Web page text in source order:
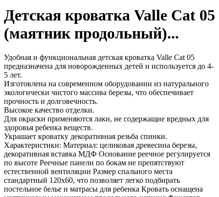
Детская кроватка Valle Cat 05
(маятник продольный)...
Удобная и функциональная детская кроватка Valle Cat 05
предназначена для новорожденных детей и используется до 4-
5 лет.
Изготовлена на современном оборудовании из натурального
экологически чистого массива березы, что обеспечивает
прочность и долговечность.
Высокое качество отделки.
Для окраски применяются лаки, не содержащие вредных для
здоровья ребенка веществ.
Украшает кроватку декоративная резьба спинки.
Характеристики: Материал: целиковая древесина березы,
декоративная вставка МДФ Основание реечное регулируется
по высоте Реечные панели по бокам не препятствуют
естественной вентиляции Размер спального места
стандартный 120х60, что позволяет легко подбирать
постельное белье и матрасы для ребенка Кровать оснащена